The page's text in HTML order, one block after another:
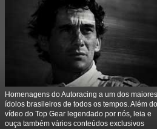
Homenagens do Autoracing a um dos maiores
ídolos brasileiros de todos os tempos. Além do
vídeo do Top Gear legendado por nós, leia e
ouça também vários conteúdos exclusivos